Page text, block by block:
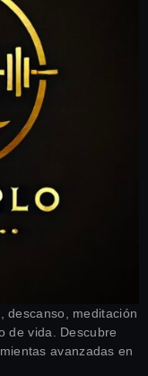
descanso, meditación
de vida. Descubre
avanzadas en